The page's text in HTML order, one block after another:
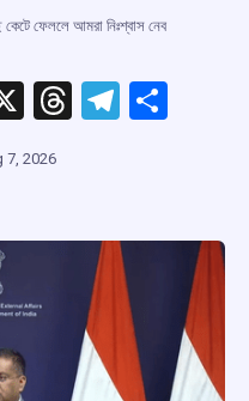
ফেললে আমরা নিঃশ্বাস নেব
X
T
d
s
T
a
m
7, 2026